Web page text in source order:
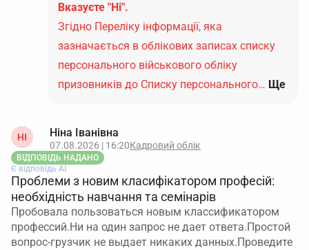
Вказуєте "Ні".
Згідно Переліку інформації, яка
зазначається в облікових записах списку
персонального військового обліку
призовників до Списку персонального… Ще
НІ Ніна Іванівна
07.08.2026 | 16:20Кадровий облік
ВІДПОВІДЬ НАДАНО
Є відповідь АІ
Проблеми з новим класифікатором професій:
необхідність навчання та семінарів
Пробовала пользоваться новым классификатором
профессий.Ни на один запрос не дает ответа.Простой
вопрос-грузчик не выдает никаких данных.Проведите